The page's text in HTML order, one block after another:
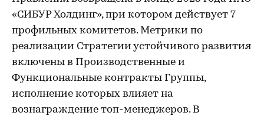
«СИБУР Холдинг», при котором действует 7
профильных комитетов. Метрики по
реализации Стратегии устойчивого развития
включены в Производственные и
Функциональные контракты Группы,
исполнение которых влияет на
вознаграждение топ-менеджеров. В